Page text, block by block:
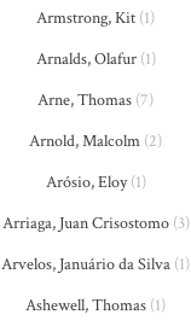
Armstrong, Kit (1)
Arnalds, Olafur(1)
Arne, Thomas (7)
Arnold, Malcolm (2)
Arósio, Eloy(1)
Arriaga, Juan Crisostomo(3)
Arvelos, Januário da Silva (1)
Ashewell, Thomas (1)